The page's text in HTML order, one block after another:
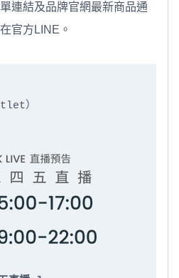
連結及品牌官網最新商品通
官方LINE。
）